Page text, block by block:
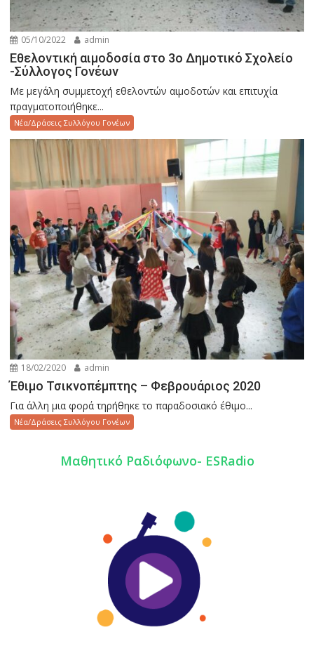
05/10/2022 admin
Εθελοντική αιμοδοσία στο 3ο Δημοτικό Σχολείο
-Σύλλογος Γονέων
Με μεγάλη συμμετοχή εθελοντών αιμοδοτών και επιτυχία
πραγματοποιήθηκε...
Νέα/Δράσεις Συλλόγου Γονέων
18/02/2020 admin
Έθιμο Τσικνοπέμπτης – Φεβρουάριος 2020
Για άλλη μια φορά τηρήθηκε το παραδοσιακό έθιμο...
Νέα/Δράσεις Συλλόγου Γονέων
Mαθητικό Ραδιόφωνο- ESRadio